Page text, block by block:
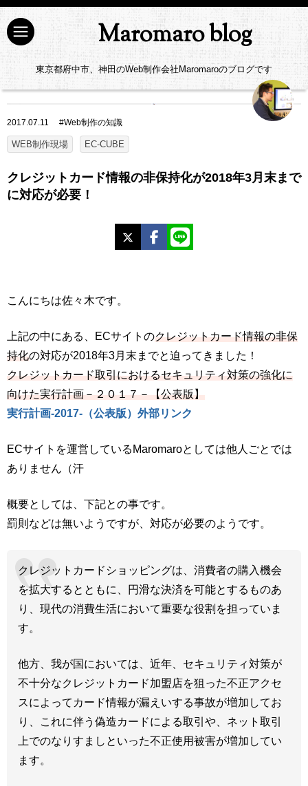
Maromaro blog
東京都府中市、神田のWeb制作会社Maromaroのブログです
2017.07.11 #Web制作の知識
WEB制作現場 EC-CUBE
クレジットカード情報の非保持化が2018年3月末まで
に対応が必要！
Facebook
こんにちは佐々木です。
上記の中にある、ECサイトのクレジットカード情報の非保
持化の対応が2018年3月末までと迫ってきました！
クレジットカード取引におけるセキュリティ対策の強化に
向けた実行計画－２０１７－【公表版】
実行計画-2017-（公表版）外部リンク
ECサイトを運営しているMaromaroとしては他人ごとでは
ありません（汗
概要としては、下記との事です。
罰則などは無いようですが、対応が必要のようです。
クレジットカードショッピングは、消費者の購入機会
を拡大するとともに、円滑な決済を可能とするものあ
り、現代の消費生活において重要な役割を担っていま
す。
他方、我が国においては、近年、セキュリティ対策が
不十分なクレジットカード加盟店を狙った不正アクセ
スによってカード情報が漏えいする事故が増加してお
り、これに伴う偽造カードによる取引や、ネット取引
上でのなりすましといった不正使用被害が増加してい
ます。